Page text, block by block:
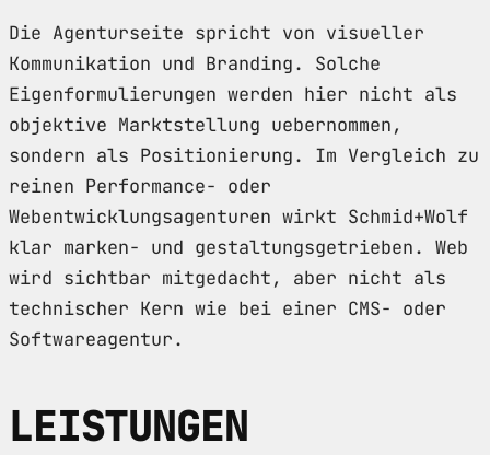
Die Agenturseite spricht von visueller
Kommunikation und Branding. Solche
Eigenformulierungen werden hier nicht als
objektive Marktstellung uebernommen,
sondern als Positionierung. Im Vergleich zu
reinen Performance- oder
Webentwicklungsagenturen wirkt Schmid+Wolf
klar marken- und gestaltungsgetrieben. Web
wird sichtbar mitgedacht, aber nicht als
technischer Kern wie bei einer CMS- oder
Softwareagentur.
LEISTUNGEN